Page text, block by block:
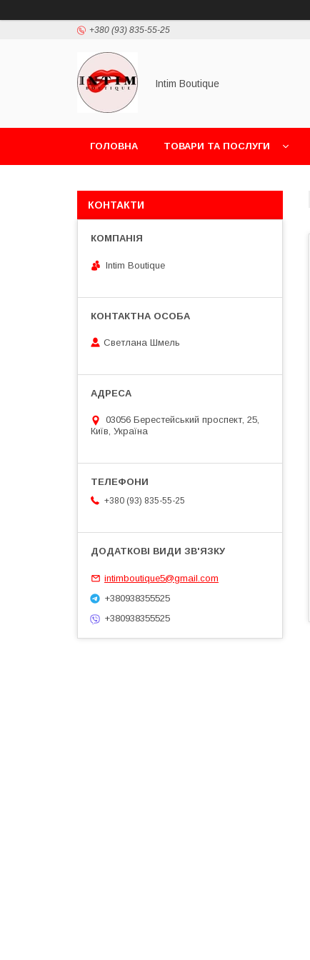
+380 (93) 835-55-25
Intim Boutique
ГОЛОВНА ТОВАРИ ТА ПОСЛУГИ
КОНТАКТИ
Intim Boutique
Светлана Шмель
03056 Берестейський проспект, 25,
Київ, Україна
+380 (93) 835-55-25
intimboutique5@gmail.com
+380938355525
+380938355525